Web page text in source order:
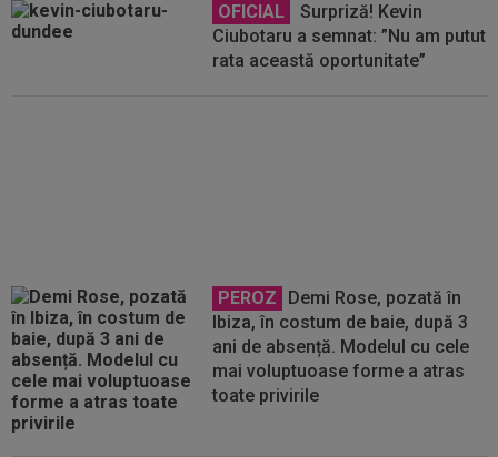
OFICIAL
Surpriză! Kevin
Ciubotaru a semnat: ”Nu am putut
rata această oportunitate”
PEROZ
Demi Rose, pozată în
Ibiza, în costum de baie, după 3
ani de absență. Modelul cu cele
mai voluptuoase forme a atras
toate privirile